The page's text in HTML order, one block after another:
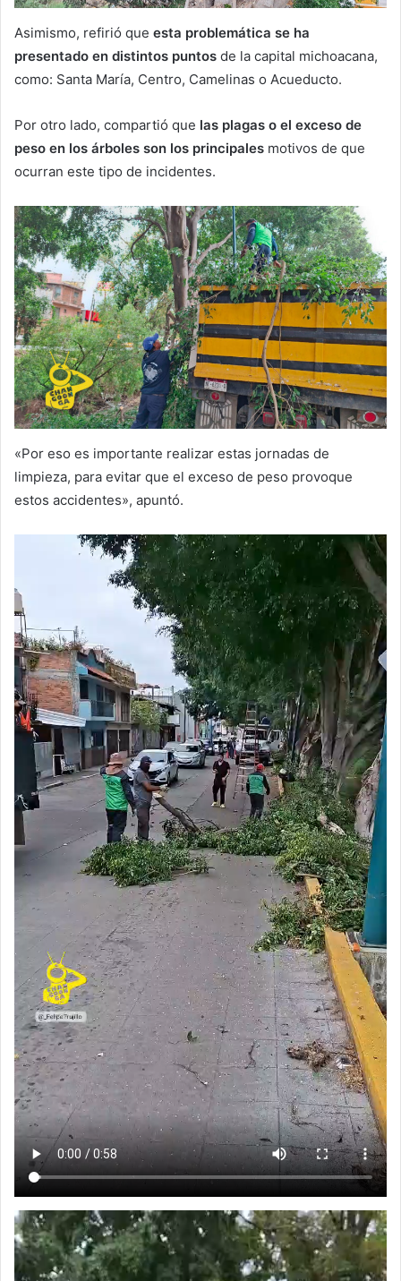
Asimismo, refirió que esta problemática se ha
presentado en distintos puntos de la capital michoacana,
como: Santa María, Centro, Camelinas o Acueducto.
Por otro lado, compartió que las plagas o el exceso de
peso en los árboles son los principales motivos de que
ocurran este tipo de incidentes.
«Por eso es importante realizar estas jornadas de
limpieza, para evitar que el exceso de peso provoque
estos accidentes», apuntó.